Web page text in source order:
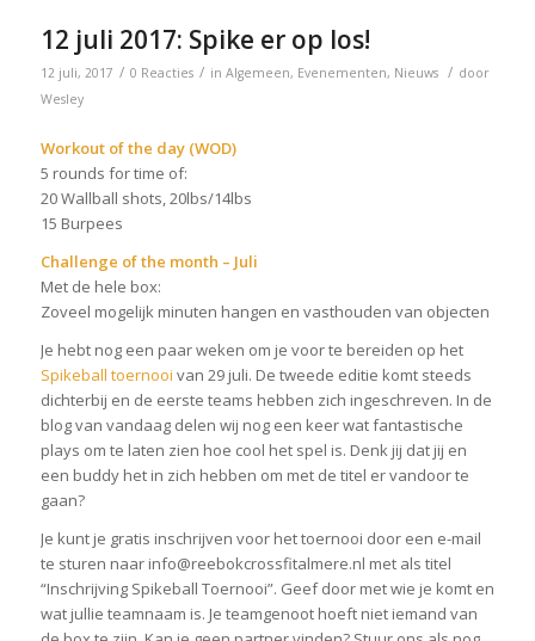
12 juli 2017: Spike er op los!
12 juli, 2017 / 0 Reacties / in Algemeen, Evenementen, Nieuws / door
Wesley
Workout of the day (WOD)
5 rounds for time of:
20 Wallball shots, 20lbs/14lbs
15 Burpees
Challenge of the month – Juli
Met de hele box:
Zoveel mogelijk minuten hangen en vasthouden van objecten
Je hebt nog een paar weken om je voor te bereiden op het
Spikeball toernooi van 29 juli. De tweede editie komt steeds
dichterbij en de eerste teams hebben zich ingeschreven. In de
blog van vandaag delen wij nog een keer wat fantastische
plays om te laten zien hoe cool het spel is. Denk jij dat jij en
een buddy het in zich hebben om met de titel er vandoor te
gaan?
Je kunt je gratis inschrijven voor het toernooi door een e-mail
te sturen naar info@reebokcrossfitalmere.nl met als titel
“Inschrijving Spikeball Toernooi”. Geef door met wie je komt en
wat jullie teamnaam is. Je teamgenoot hoeft niet iemand van